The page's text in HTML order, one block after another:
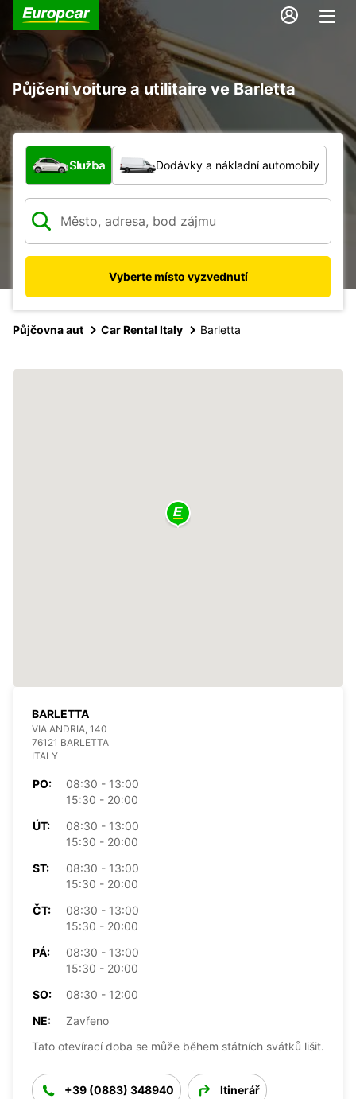
Půjčení voiture a utilitaire ve Barletta
Jaký typ vozidla?
Služba Dodávky a nákladní automobily
Vyberte místo vyzvednutí
Půjčovna aut Car Rental Italy Barletta
BARLETTA
VIA ANDRIA, 140
76121 BARLETTA
ITALY
PO:
08:30 - 13:00
15:30 - 20:00
ÚT:
08:30 - 13:00
15:30 - 20:00
ST:
08:30 - 13:00
15:30 - 20:00
ČT:
08:30 - 13:00
15:30 - 20:00
PÁ:
08:30 - 13:00
15:30 - 20:00
SO:
08:30 - 12:00
NE:
Zavřeno
Tato otevírací doba se může během státních svátků lišit.
+39 (0883) 348940 Itinerář